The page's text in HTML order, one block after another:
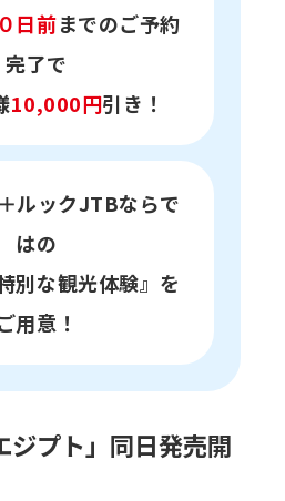
日前までのご予約
完了で
10,000円引き！
ルックJTBならで
はの
別な観光体験』を
用意！
ジプト」同日発売開